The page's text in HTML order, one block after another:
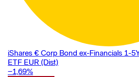
iShares € Corp Bond ex-Financials 1-
ETF EUR (Dist)
−1,69%